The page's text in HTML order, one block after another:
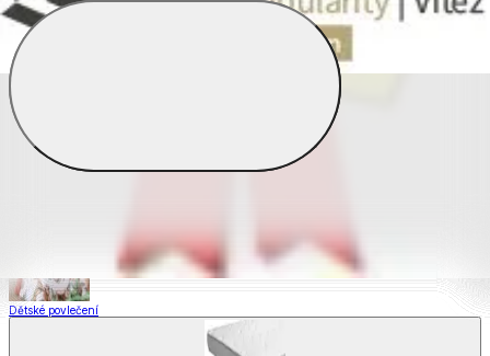
Saténové povlečení
Povlečení s fototiskem
Dětské povlečení